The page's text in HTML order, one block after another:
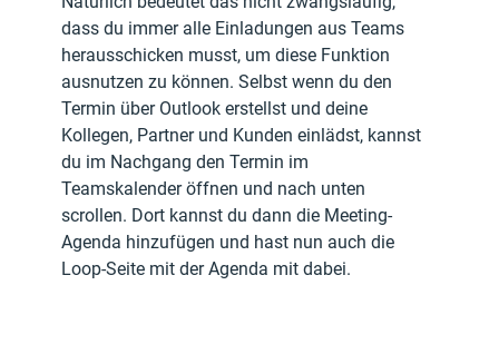
dass du immer alle Einladungen aus Teams
herausschicken musst, um diese Funktion
ausnutzen zu können. Selbst wenn du den
Termin über Outlook erstellst und deine
Kollegen, Partner und Kunden einlädst, kannst
du im Nachgang den Termin im
Teamskalender öffnen und nach unten
scrollen. Dort kannst du dann die Meeting-
Agenda hinzufügen und hast nun auch die
Loop-Seite mit der Agenda mit dabei.